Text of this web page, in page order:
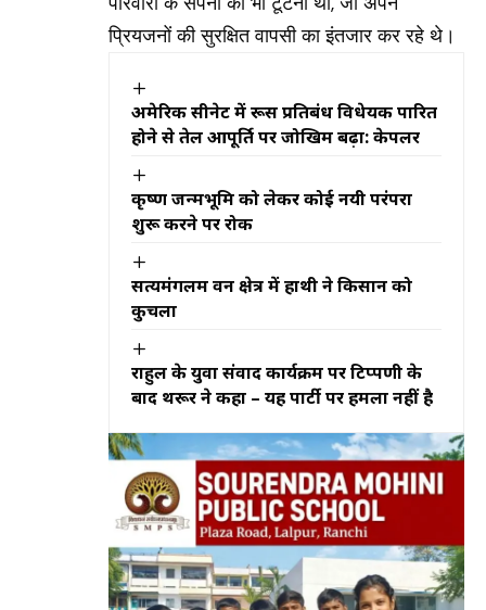
प्रियजनों की सुरक्षित वापसी का इंतजार कर रहे थे।
अमेरिकी सीनेट में रूस प्रतिबंध विधेयक पारित
होने से तेल आपूर्ति पर जोखिम बढ़ा: केपलर
कृष्ण जन्मभूमि को लेकर कोई नयी परंपरा
शुरू करने पर रोक
सत्यमंगलम वन क्षेत्र में हाथी ने किसान को
कुचला
राहुल के युवा संवाद कार्यक्रम पर टिप्पणी के
बाद थरूर ने कहा – यह पार्टी पर हमला नहीं है